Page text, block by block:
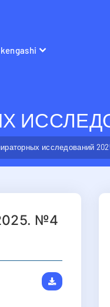
исследований
№4